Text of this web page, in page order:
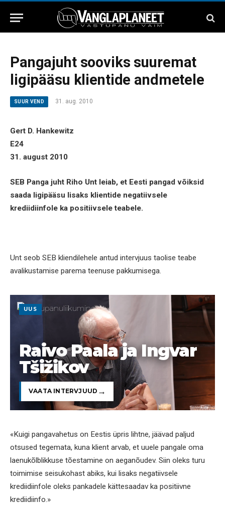
Pangajuht sooviks suuremat
ligipääsu klientide andmetele
SUUR VEND 31. aug. 2010
Gert D. Hankewitz
E24
31. august 2010
SEB Panga juht Riho Unt leiab, et Eesti pangad võiksid
saada ligipääsu lisaks klientide negatiivsele
krediidiinfole ka positiivsele teabele.
Unt seob SEB kliendilehele antud intervjuus taolise teabe
avalikustamise parema teenuse pakkumisega.
UUS
Raivo Paala ja Ingvar
Tšižikov
VAATA INTERVJUUD
«Kuigi pangavahetus on Eestis üpris lihtne, jäävad paljud
otsused tegemata, kuna klient arvab, et uuele pangale oma
laenukõlblikkuse tõestamine on aeganõudev. Siin oleks turu
toimimise seisukohast abiks, kui lisaks negatiivsele
krediidiinfole oleks pankadele kättesaadav ka positiivne
krediidiinfo.»